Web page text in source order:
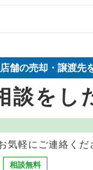
覧
物件の案件一覧
舗の売却・譲渡先
談をし
気軽にご連絡くだ
相談無料